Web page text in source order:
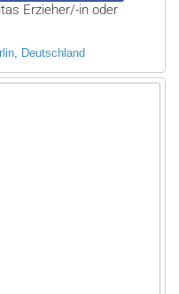
Erzieher/-in oder
Deutschland